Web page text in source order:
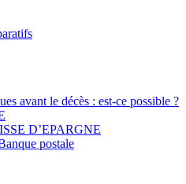
avant le décès : est-ce possible ?
D’EPARGNE
postale